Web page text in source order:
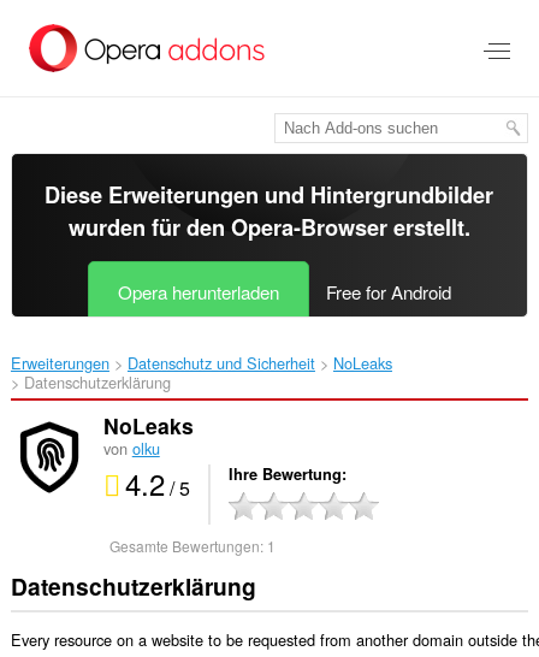
Hauptinhalt
springen
Diese Erweiterungen und Hintergrundbilder
wurden für den Opera-Browsererstellt.
Opera herunterladen Free for Android
Erweiterungen Datenschutz und Sicherheit
NoLeaks‎
Datenschutzerklärung
NoLeaks
von olku
4.2/ 5 Ihre Bewertung
Gesamte Bewertungen: 1
Datenschutzerklärung
Every resource on a website to be requested from another domain outside